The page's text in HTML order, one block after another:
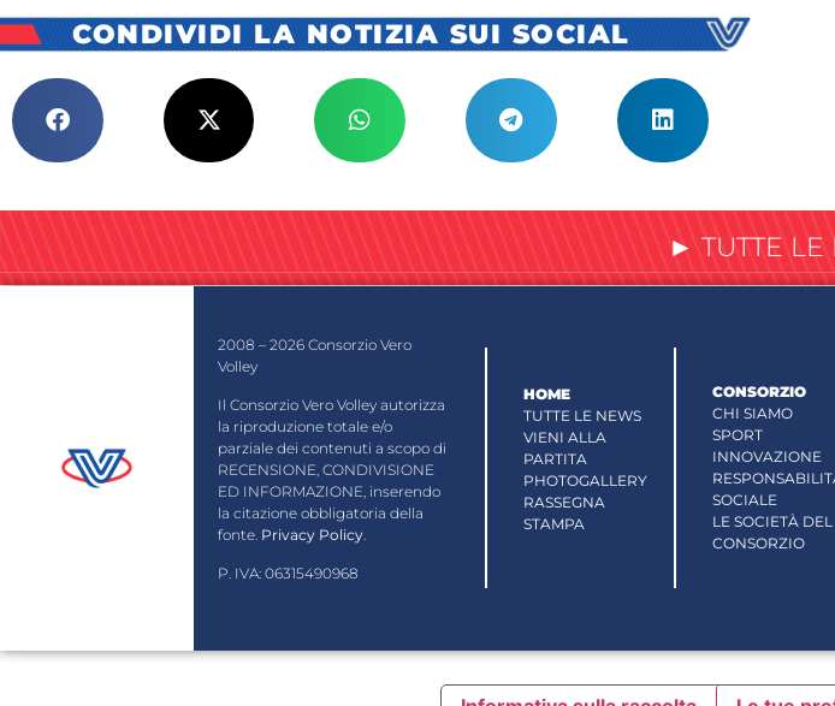
CONDIVIDI LA NOTIZIA SUI SOCIAL
► TUTTE
2008 – 2026 Consorzio Vero
Volley
Il Consorzio Vero Volley autorizza
la riproduzione totale e/o
parziale dei contenuti a scopo di
RECENSIONE, CONDIVISIONE
ED INFORMAZIONE, inserendo
la citazione obbligatoria della
fonte. Privacy Policy
P. IVA: 06315490968
HOME
TUTTE LE NEWS
VIENI ALLA
PARTITA
PHOTOGALLERY
RASSEGNA
STAMPA
CONSORZIO
CHI SIAMO
SPORT
INNOVAZIONE
SOCIALE
LE SOCIETÀ DEL
CONSORZIO